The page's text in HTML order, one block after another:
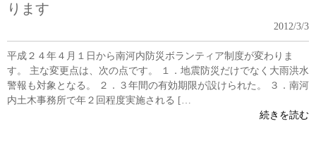
ります
2012/3/3
平成２４年４月１日から南河内防災ボランティア制度が変わりま
す。 主な変更点は、次の点です。 １．地震防災だけでなく大雨洪水
警報も対象となる。 ２．３年間の有効期限が設けられた。 ３．南河
内土木事務所で年２回程度実施される […
続きを読む